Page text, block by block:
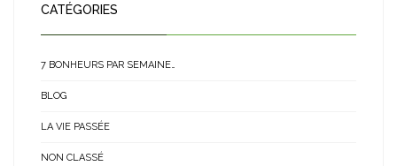
CATÉGORIES
7 BONHEURS PAR SEMAINE…
BLOG
LA VIE PASSÉE
NON CLASSÉ